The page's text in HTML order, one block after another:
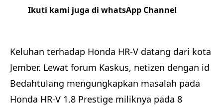
Ikuti kami juga di whatsApp Channel
Keluhan terhadap Honda HR-V datang dari kota
Jember. Lewat forum Kaskus, netizen dengan id
Bedahtulang mengungkapkan masalah pada
Honda HR-V 1.8 Prestige miliknya pada 8